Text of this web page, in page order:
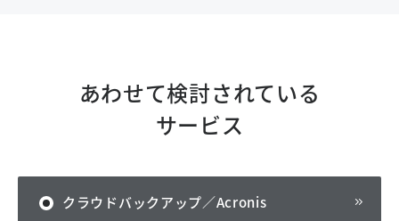
あわせて検討されている
サービス
クラウドバックアップ／Acronis